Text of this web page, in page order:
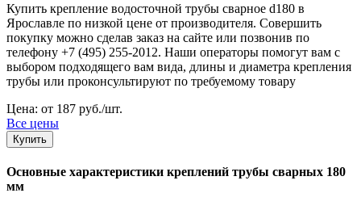
Купить крепление водосточной трубы сварное d180 в
Ярославле по низкой цене от производителя. Совершить
покупку можно сделав заказ на сайте или позвонив по
телефону +7 (495) 255-2012. Наши операторы помогут вам с
выбором подходящего вам вида, длины и диаметра крепления
трубы или проконсультируют по требуемому товару
Цена: от 187 руб./шт.
Все цены
Купить
Основные характеристики креплений трубы сварных 180
мм